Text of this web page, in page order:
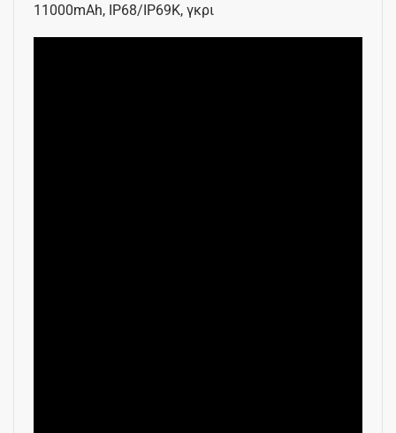
11000mAh, IP68/IP69K, γκρι